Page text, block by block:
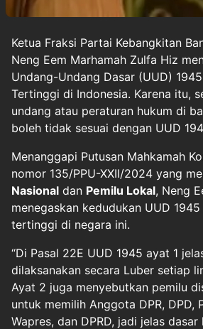
Ketua Fraksi Partai Kebangkitan
Neng Eem Marhamah Zulfa Hiz
Undang-Undang Dasar (UUD)
Tertinggi di Indonesia. Karena itu,
undang atau peraturan hukum di
boleh tidak sesuai dengan UUD
Menanggapi Putusan Mahkamah
nomor 135/PPU-XXII/2024 yang
Nasional dan Pemilu Lokal, Neng
menegaskan kedudukan UUD
tertinggi di negara ini.
“Di Pasal 22E UUD 1945 ayat 1
dilaksanakan secara Luber setiap
Ayat 2 juga menyebutkan pemilu
untuk memilih Anggota DPR, DPD,
Wapres, dan DPRD, jadi jelas